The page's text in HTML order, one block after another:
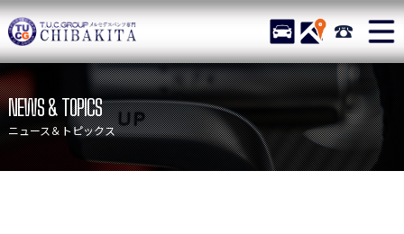
TUCグループ メルセデスベ
STOCK ACCESS 043-
ニュース
在庫リスト
目玉車両一覧
保証＆サービス
アクセスマップ
NEWS & TOPICS
ニュース＆トピックス